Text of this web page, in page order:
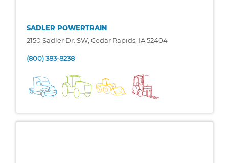
SADLER POWERTRAIN
2150 Sadler Dr. SW, Cedar Rapids, IA 52404
(800) 383-8238